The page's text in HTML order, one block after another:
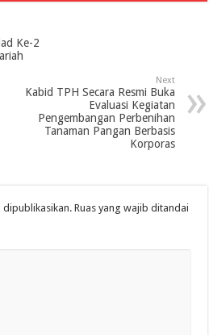
Ke-2
Next
Kabid TPH Secara Resmi Buka
Evaluasi Kegiatan
Pengembangan Perbenihan
Tanaman Pangan Berbasis
Korporas
dipublikasikan. Ruas yang wajib ditandai